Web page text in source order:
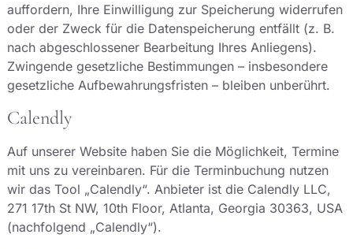
auffordern, Ihre Einwilligung zur Speicherung widerrufen
oder der Zweck für die Datenspeicherung entfällt (z. B.
nach abgeschlossener Bearbeitung Ihres Anliegens).
Zwingende gesetzliche Bestimmungen – insbesondere
gesetzliche Aufbewahrungsfristen – bleiben unberührt.
Calendly
Auf unserer Website haben Sie die Möglichkeit, Termine
mit uns zu vereinbaren. Für die Terminbuchung nutzen
wir das Tool „Calendly“. Anbieter ist die Calendly LLC,
271 17th St NW, 10th Floor, Atlanta, Georgia 30363, USA
(nachfolgend „Calendly“).